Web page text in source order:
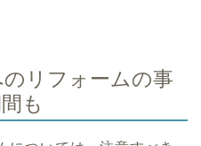
リフォームの事
も